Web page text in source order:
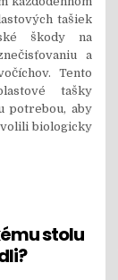
tašiek
škody na
a
Tento
tašky
potrebou, aby
biologicky
stolu